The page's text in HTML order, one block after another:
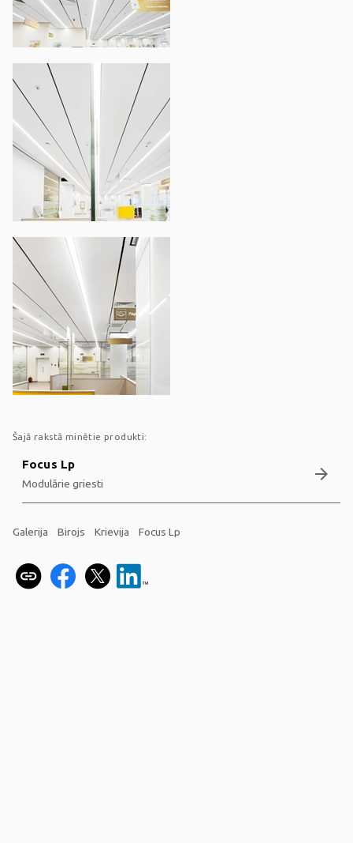
Šajā rakstā minētie produkti:
Focus Lp
Modulārie griesti arrow_forward
Galerija Birojs Krievija Focus Lp